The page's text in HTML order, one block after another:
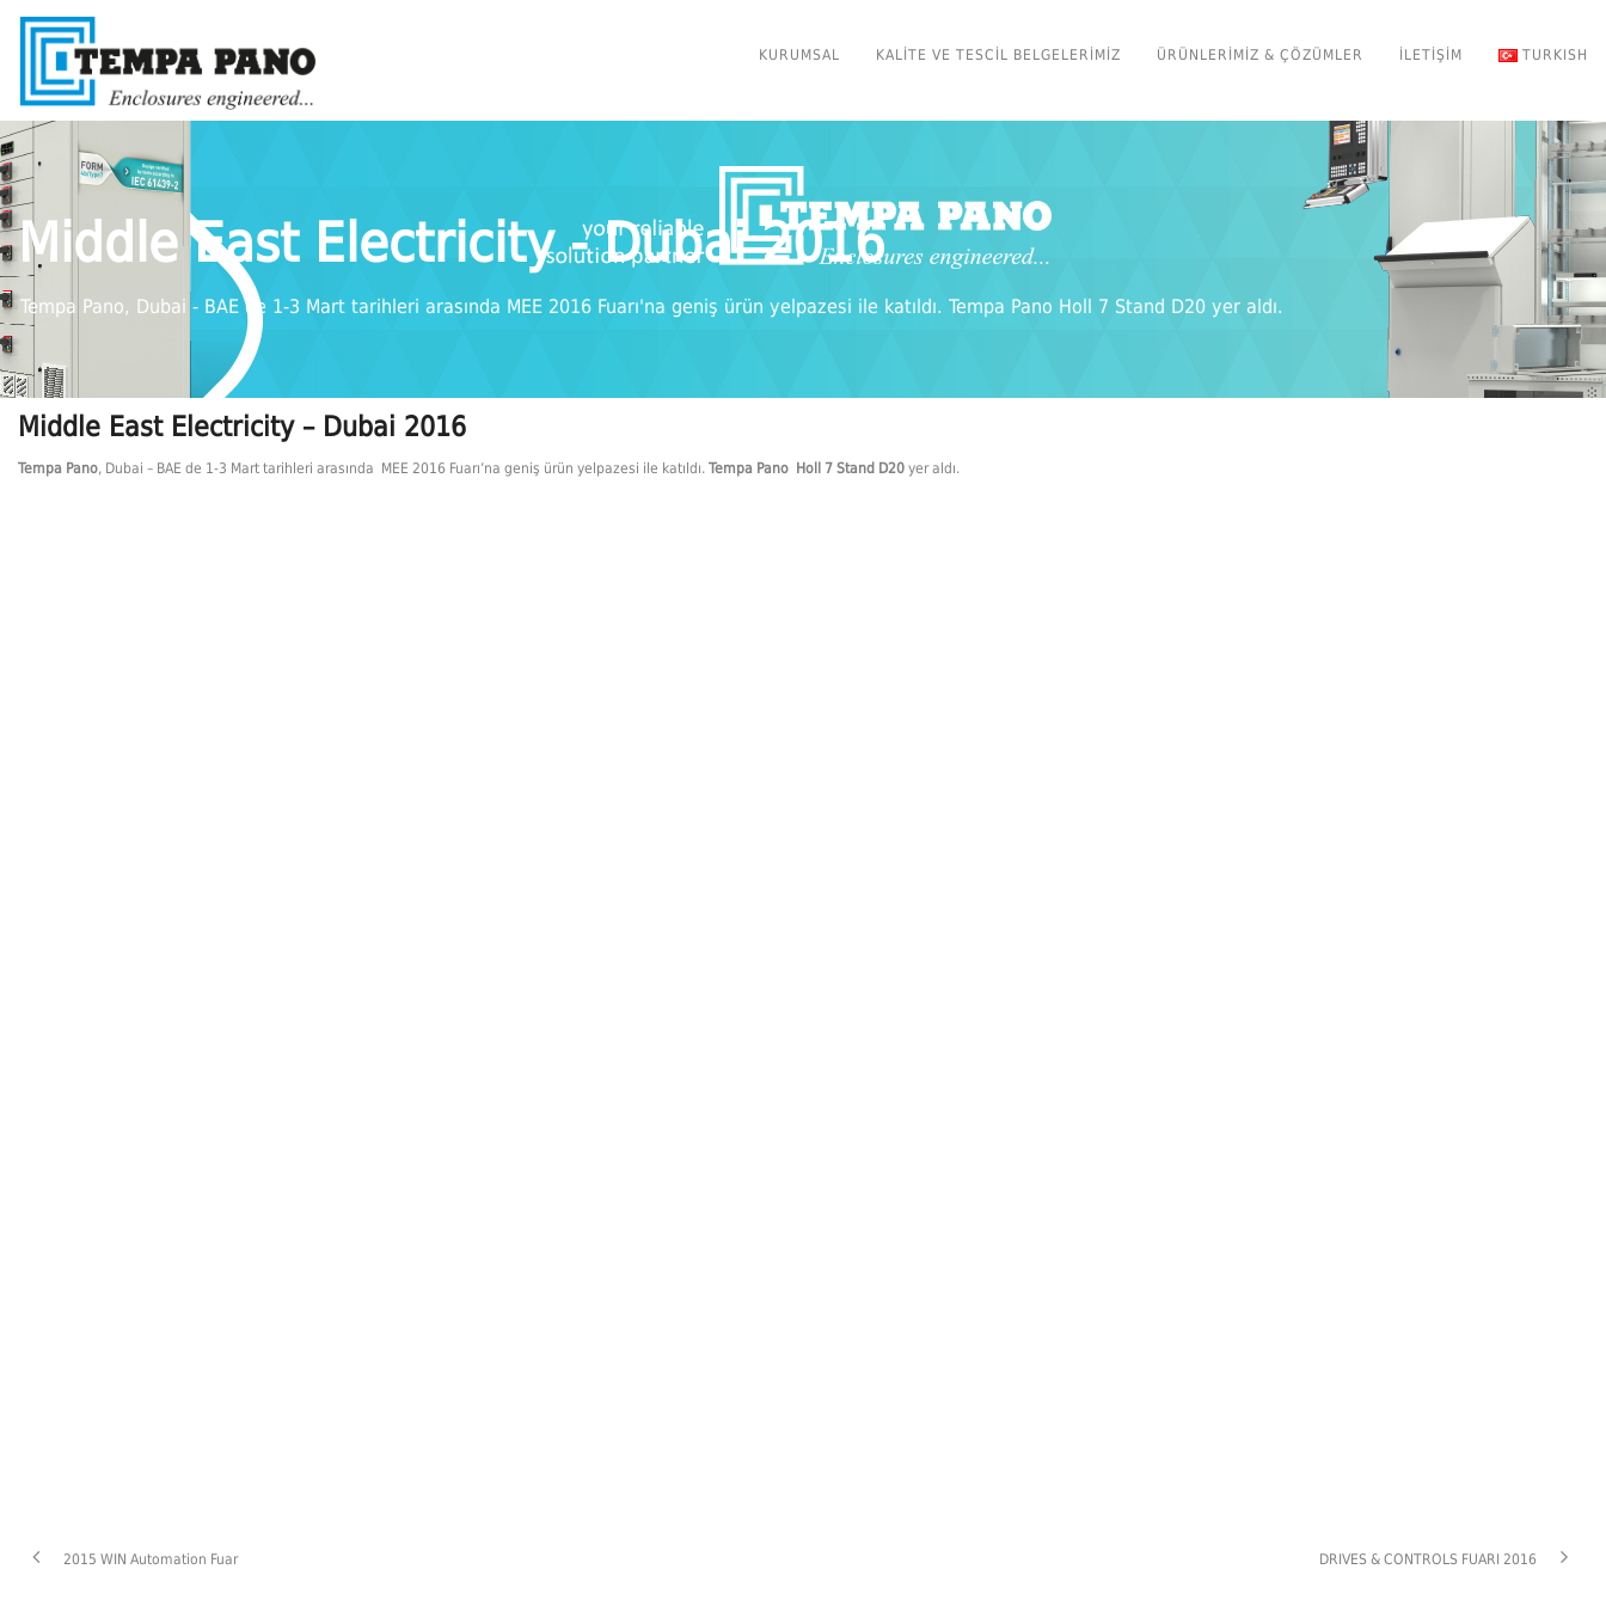
KURUMSAL KALITE VE TESCIL BELGELERIMIZ ÜRÜNLERIMIZ & ÇÖZÜMLER İLETIŞIM TURKISH
Middle East Electricity - Dubai 2016
Tempa Pano, Dubai - BAE de 1-3 Mart tarihleri arasında MEE 2016 Fuarı'na geniş ürün yelpazesi ile katıldı. Tempa Pano Holl 7 Stand D20 yer aldı.
Middle East Electricity – Dubai 2016
Tempa Pano, Dubai – BAE de 1-3 Mart tarihleri arasında MEE 2016 Fuarı’na geniş ürün yelpazesi ile katıldı. Tempa Pano Holl 7 Stand D20 yer aldı.
2015 WIN Automation Fuar DRIVES & CONTROLS FUARI 2016